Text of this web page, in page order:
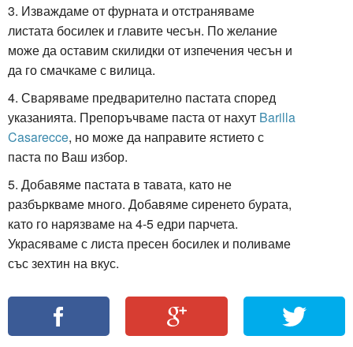
3. Изваждаме от фурната и отстраняваме
листата босилек и главите чесън. По желание
може да оставим скилидки от изпечения чесън и
да го смачкаме с вилица.
4. Сваряваме предварително пастата според
указанията. Препоръчваме паста от нахут Barilla
Casarecce, но може да направите ястието с
паста по Ваш избор.
5. Добавяме пастата в тавата, като не
разбъркваме много. Добавяме сиренето бурата,
като го нарязваме на 4-5 едри парчета.
Украсяваме с листа пресен босилек и поливаме
със зехтин на вкус.